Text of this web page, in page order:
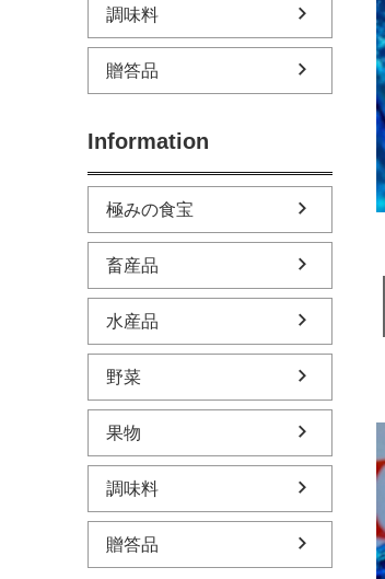
調味料
贈答品
Information
極みの食宝
畜産品
水産品
野菜
果物
調味料
贈答品